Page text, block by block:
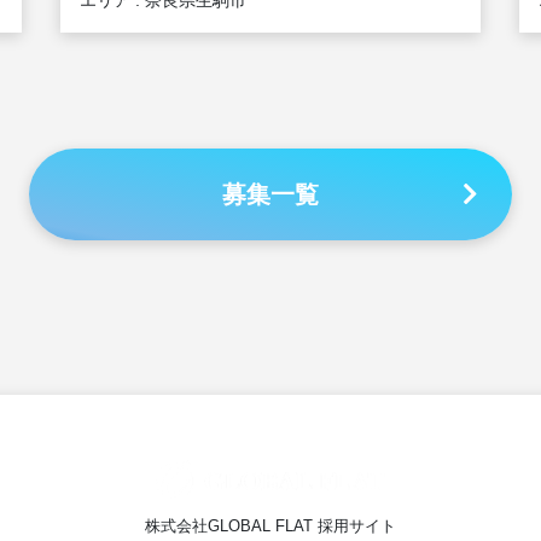
募集一覧
株式会社GLOBAL FLAT 採用サイト